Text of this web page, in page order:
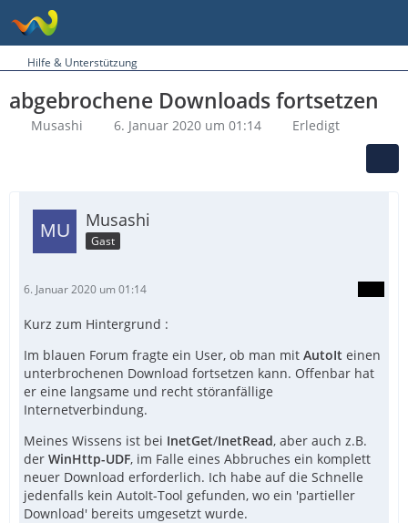
Hilfe & Unterstützung
abgebrochene Downloads fortsetzen
Musashi 6. Januar 2020 um 01:14 Erledigt
Musashi
Gast
6. Januar 2020 um 01:14
Kurz zum Hintergrund :
Im blauen Forum fragte ein User, ob man mit AutoIt einen
unterbrochenen Download fortsetzen kann. Offenbar hat
er eine langsame und recht störanfällige
Internetverbindung.
Meines Wissens ist bei InetGet/InetRead, aber auch z.B.
der WinHttp-UDF, im Falle eines Abbruches ein komplett
neuer Download erforderlich. Ich habe auf die Schnelle
jedenfalls kein AutoIt-Tool gefunden, wo ein 'partieller
Download' bereits umgesetzt wurde.